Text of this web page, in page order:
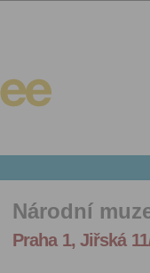
Národní
Praha 1, Jiřská